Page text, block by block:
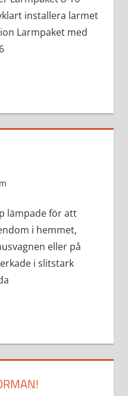
installera larmet
Larmpaket med
lämpade för att
i hemmet,
eller på
i slitstark